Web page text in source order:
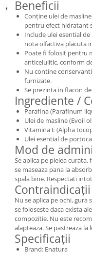
Beneficii
Conține ulei de
pentru efect hidratant
Include ulei esential
nota olfactiva placuta
Poate fi folosit pentru
anticelulitic, conform
Nu contine
furnizate.
Se prezinta in flacon
Ingrediente /
Parafina (Parafinum
Ulei de masline (Evoil
Vitamina E (Alpha
Ulei esential de
Mod de
Se aplica pe pielea
se maseaza pana la
spala bine. Respectati
Nu se aplica pe ochi, gura
se foloseste daca exista
compozitie. Nu este
alapteaza. Se pastreaza la
Specificații
Brand: Enatura